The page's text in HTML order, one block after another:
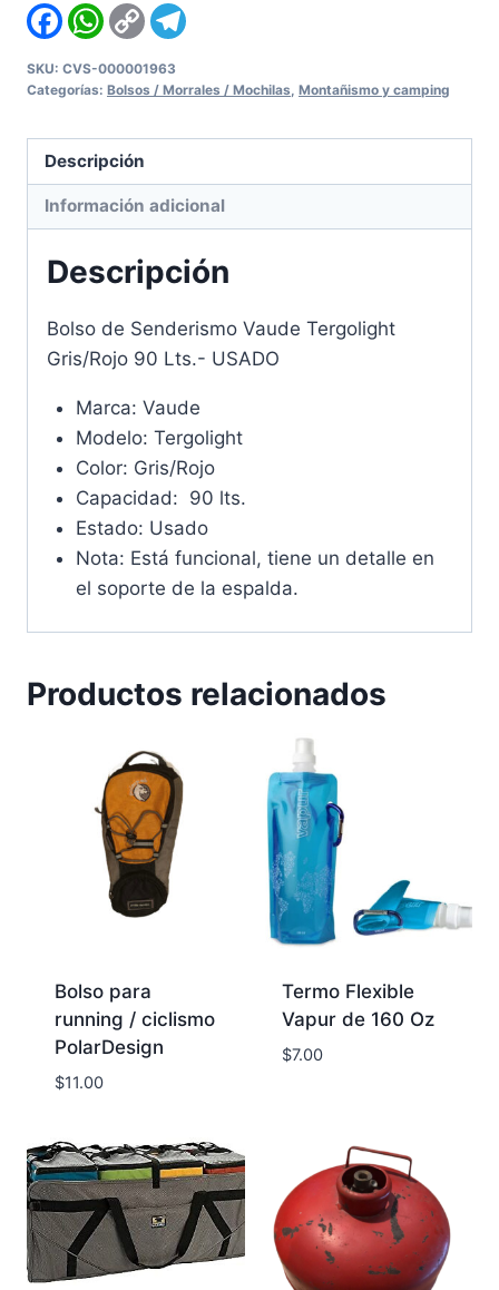
FacebookWhatsApp
Copy
Link
SKU: CVS-000001963
Categorías: Bolsos / Morrales / Mochilas, Montañismo y camping
Descripción
Información adicional
Descripción
Bolso de Senderismo Vaude Tergolight
Gris/Rojo 90 Lts.- USADO
Marca: Vaude
Modelo: Tergolight
Color: Gris/Rojo
Capacidad: 90 lts.
Estado: Usado
Nota: Está funcional, tiene un detalle en
el soporte de la espalda.
Productos relacionados
Bolso para
running / ciclismo
PolarDesign
$11.00
Termo Flexible
Vapur de 160 Oz
$7.00